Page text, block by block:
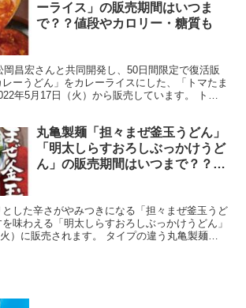
ーライス」の販売期間はいつま
で？？値段やカロリー・糖質も
昌宏さんと共同開発し、50日間限定で復活販
ーうどん」をカレーライスにした、「トマたま
年5月17日（火）から販売しています。 トマ
丸亀製麺「担々まぜ釜玉うどん」
「明太しらすおろしぶっかけうど
ん」の販売期間はいつまで？？値
した辛さがやみつきになる「担々まぜ釜玉うど
味わえる「明太しらすおろしぶっかけうどん」
）に販売されます。 タイプの違う丸亀製麺